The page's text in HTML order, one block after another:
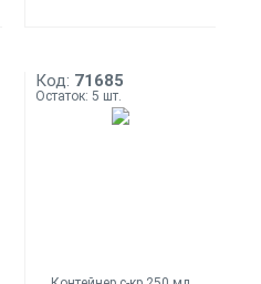
Код: 71685
Остаток: 5 шт.